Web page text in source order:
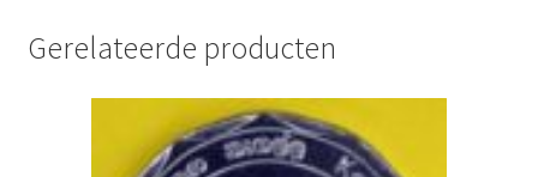
Gerelateerde producten